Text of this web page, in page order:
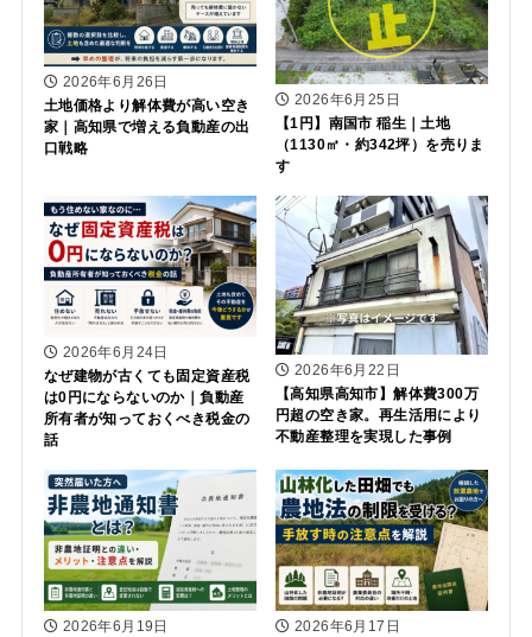
2026年6月26日
土地価格より解体費が高い空き
家｜高知県で増える負動産の出
口戦略
2026年6月25日
【1円】南国市 稲生｜土地
（1130㎡・約342坪）を売りま
す
2026年6月24日
なぜ建物が古くても固定資産税
は0円にならないのか｜負動産
所有者が知っておくべき税金の
話
2026年6月22日
【高知県高知市】解体費300万
円超の空き家。再生活用により
不動産整理を実現した事例
2026年6月19日
2026年6月17日